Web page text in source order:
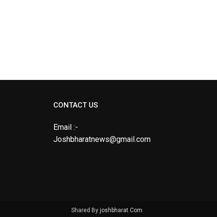
CONTACT US
Email :-
Joshbharatnews@gmail.com
Shared By joshbharat.Com